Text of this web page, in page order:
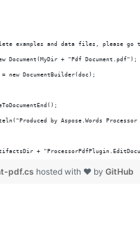
+
pdf.cs hosted with ❤ by GitHub